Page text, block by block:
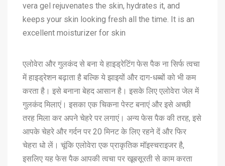
vera gel rejuvenates the skin, hydrates it, and
keeps your skin looking fresh all the time. It is an
excellent moisturizer for skin
एलोवेरा और गुलकंद से बना ये हाइड्रेटिंग फेस पैक ना सिर्फ त्वचा
में हाइड्रेशन बढ़ाता है बल्कि ये झाइयों और दाग-धब्बों को भी कम
करता है। इसे बनाना बेहद आसान है। इसके लिए एलोवेरा जेल में
गुलकंद मिलाएं। इसका एक चिकना पेस्ट बनाएं और इसे अच्छी
तरह मिला कर अपने चेहरे पर लगाएं। अन्य फेस पैक की तरह, इसे
आपके चेहरे और गर्दन पर 20 मिनट के लिए रहने दें और फिर
चेहरा धो लें। चूंकि एलोवेरा एक प्राकृतिक मॉइस्चराइजर है,
इसलिए यह फेस पैक आपकी त्वचा पर खूबसूरती से काम करता